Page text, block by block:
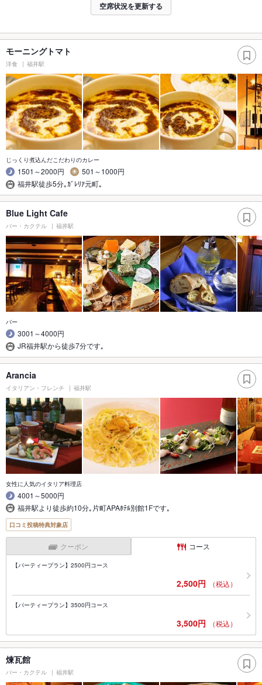
空席状況を更新する
モーニングトマト
洋食 福井駅
じっくり煮込んだこだわりのカレー
1501～2000円
501～1000円
福井駅徒歩5分｡ｶﾞﾚﾘｱ元町｡
Blue Light Cafe
バー・カクテル 福井駅
バー
3001～4000円
JR福井駅から徒歩7分です｡
Arancia
イタリアン・フレンチ 福井駅
女性に人気のイタリア料理店
4001～5000円
福井駅より徒歩約10分｡片町APAﾎﾃﾙ別館1Fです｡
口コミ投稿特典対象店
クーポン コース
【パーティープラン】2500円コース
2,500円 （税込）
【パーティープラン】3500円コース
3,500円 （税込）
煉瓦館
バー・カクテル 福井駅